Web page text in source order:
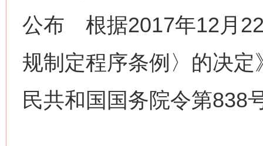
公布 根据2017年12月
规制定程序条例〉的决
民共和国国务院令第838